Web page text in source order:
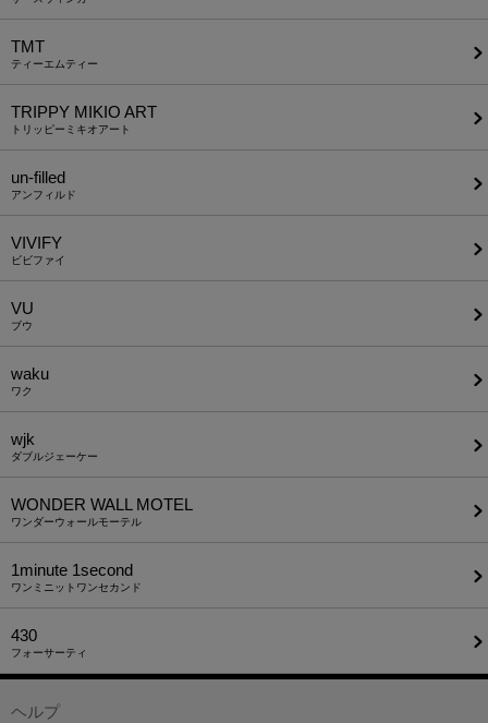
TMT
ティーエムティー
TRIPPY MIKIO ART
トリッピーミキオアート
un-filled
アンフィルド
VIVIFY
ビビファイ
VU
ブウ
waku
ワク
wjk
ダブルジェーケー
WONDER WALL MOTEL
ワンダーウォールモーテル
1minute​ 1second
ワンミニットワンセカンド
430
フォーサーティ
ヘルプ